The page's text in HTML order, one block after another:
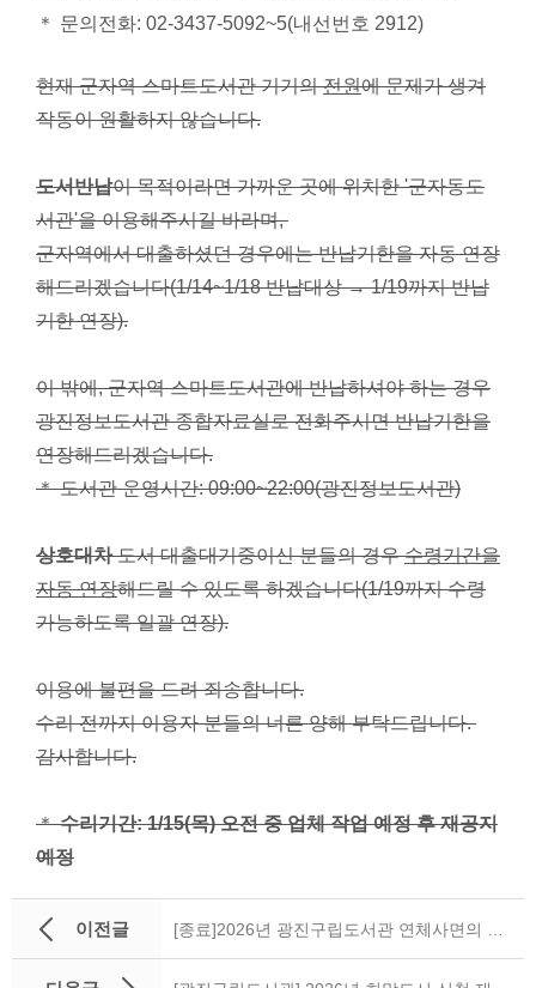
＊ 문의전화: 02-3437-5092~5(내선번호 2912)
현재 군자역 스마트도서관 기기의전원에 문제가 생겨
작동이 원활하지 않습니다.
도서반납이 목적이라면 가까운 곳에 위치한 '군자동도
서관'을 이용해주시길 바라며,
군자역에서 대출하셨던 경우에는 반납기한을 자동 연장
해드리겠습니다(1/14~1/18 반납대상 → 1/19까지 반납
기한 연장).
이 밖에, 군자역 스마트도서관에 반납하셔야 하는 경우
광진정보도서관 종합자료실로 전화주시면 반납기한을
연장해드리겠습니다.
＊ 도서관 운영시간: 09:00~22:00(광진정보도서관)
상호대차도서 대출대기중이신 분들의 경우수령기간을
자동 연장해드릴 수 있도록 하겠습니다(1/19까지 수령
가능하도록 일괄 연장).
이용에 불편을 드려 죄송합니다.
수리 전까지 이용자 분들의 너른 양해 부탁드립니다.
감사합니다.
＊수리기간: 1/15(목) 오전 중 업체 작업 예정 후 재공지
예정
이전글